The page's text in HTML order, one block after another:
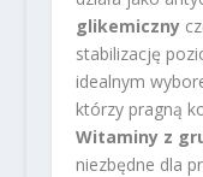
glikemiczny
stabilizację
idealnym
którzy pragną
Witaminy z
niezbędne dla